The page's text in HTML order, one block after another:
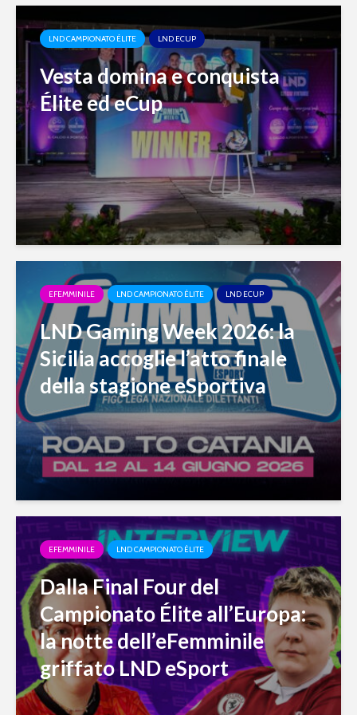
LND CAMPIONATO ÉLITE LND ECUP
Vesta domina e conquista
Élite ed eCup
EFEMMINILE LND CAMPIONATO ÉLITE LND ECUP
LND Gaming Week 2026: la
Sicilia accoglie l’atto finale
della stagione eSportiva
EFEMMINILE LND CAMPIONATO ÉLITE
Dalla Final Four del
Campionato Élite all’Europa:
la notte dell’eFemminile
griffato LND eSport